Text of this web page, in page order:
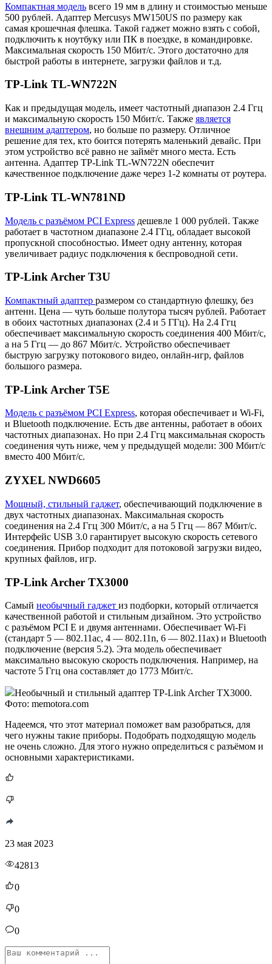
Компактная модель всего 19 мм в длину и стоимостью меньше
500 рублей. Адаптер Mercusys MW150US по размеру как
самая крошечная флешка. Такой гаджет можно взять с собой,
подключить к ноутбуку или ПК в поездке, в командировке.
Максимальная скорость 150 Мбит/с. Этого достаточно для
быстрой работы в интернете, загрузки файлов и т.д.
TP-Link TL-WN722N
Как и предыдущая модель, имеет частотный диапазон 2.4 Ггц
и максимальную скорость 150 Мбит/с. Также является
внешним адаптером, но больше по размеру. Отличное
решение для тех, кто боится потерять маленький девайс. При
этом устройство всё равно не займёт много места. Есть
антенна. Адаптер TP-Link TL-WN722N обеспечит
качественное подключение даже через 1-2 комнаты от роутера.
TP-Link TL-WN781ND
Модель с разъёмом PCI Express дешевле 1 000 рублей. Также
работает в частотном диапазоне 2.4 ГГц, обладает высокой
пропускной способностью. Имеет одну антенну, которая
увеличивает радиус подключения к беспроводной сети.
TP-Link Archer T3U
Компактный адаптер размером со стандартную флешку, без
антенн. Цена — чуть больше полутора тысяч рублей. Работает
в обоих частотных диапазонах (2.4 и 5 ГГц). На 2.4 Ггц
обеспечивает максимальную скорость соединения 400 Мбит/с,
а на 5 Ггц — до 867 Мбит/с. Устройство обеспечивает
быструю загрузку потокового видео, онлайн-игр, файлов
большого размера.
TP-Link Archer T5E
Модель с разъёмом PCI Express, которая обеспечивает и Wi-Fi,
и Bluetooth подключение. Есть две антенны, работает в обоих
частотных диапазонах. Но при 2.4 Ггц максимальная скорость
соединения чуть ниже, чем у предыдущей модели: 300 Мбит/с
вместо 400 Мбит/с.
ZYXEL NWD6605
Мощный, стильный гаджет, обеспечивающий подключение в
двух частотных диапазонах. Максимальная скорость
соединения на 2.4 Ггц 300 Мбит/с, а на 5 Ггц — 867 Мбит/с.
Интерфейс USB 3.0 гарантирует высокую скорость сетевого
соединения. Прибор подходит для потоковой загрузки видео,
крупных файлов, игр.
TP-Link Archer TX3000
Самый необычный гаджет из подборки, который отличается
качественной работой и стильным дизайном. Это устройство
с разъёмом PCI E и двумя антеннами. Обеспечивает Wi-Fi
(стандарт 5 — 802.11ac, 4 — 802.11n, 6 — 802.11ax) и Bluetooth
подключение (версия 5.2). Эта модель обеспечивает
максимально высокую скорость подключения. Например, на
частоте 5 Ггц она составляет до 1773 Мбит/с.
Необычный и стильный адаптер TP-Link Archer TX3000.
Фото: memotora.com
Надеемся, что этот материал поможет вам разобраться, для
чего нужны такие приборы. Подобрать подходящую модель
не очень сложно. Для этого нужно определиться с разъёмом и
основными характеристиками.
23 мая 2023
42813
0
0
0